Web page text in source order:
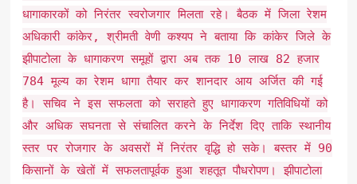
धागाकारकों को निरंतर स्वरोजगार मिलता रहे। बैठक में जिला रेशम
अधिकारी कांकेर, श्रीमती वेणी कश्यप ने बताया कि कांकेर जिले के
झीपाटोला के धागाकरण समूहों द्वारा अब तक 10 लाख 82 हजार
784 मूल्य का रेशम धागा तैयार कर शानदार आय अर्जित की गई
है। सचिव ने इस सफलता को सराहते हुए धागाकरण गतिविधियों को
और अधिक सघनता से संचालित करने के निर्देश दिए ताकि स्थानीय
स्तर पर रोजगार के अवसरों में निरंतर वृद्धि हो सके। बस्तर में 90
किसानों के खेतों में सफलतापूर्वक हुआ शहतूत पौधरोपण। झीपाटोला